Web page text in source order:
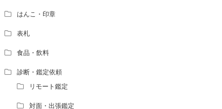
はんこ・印章
表札
食品・飲料
診断・鑑定依頼
リモート鑑定
対面・出張鑑定